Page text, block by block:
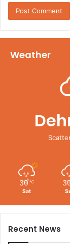
Weather
30 ℃
Sat
Recent News